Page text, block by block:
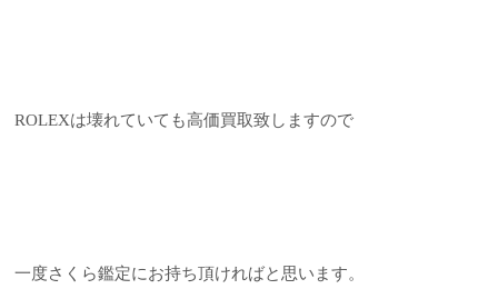
ROLEXは壊れていても高価買取致しますので
一度さくら鑑定にお持ち頂ければと思います。